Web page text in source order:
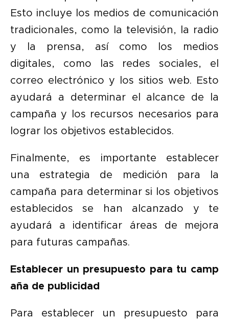
Esto incluye los medios de comunicación
tradicionales, como la televisión, la radio
y la prensa, así como los medios
digitales, como las redes sociales, el
correo electrónico y los sitios web. Esto
ayudará a determinar el alcance de la
campaña y los recursos necesarios para
lograr los objetivos establecidos.
Finalmente, es importante establecer
una estrategia de medición para la
campaña para determinar si los objetivos
establecidos se han alcanzado y te
ayudará a identificar áreas de mejora
para futuras campañas.
Establecer un presupuesto para tu camp
aña de publicidad
Para establecer un presupuesto para